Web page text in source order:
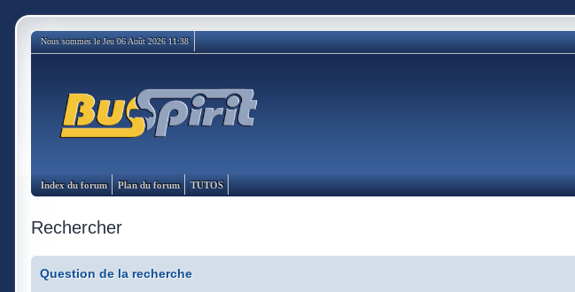
Nous sommes le Jeu 06 Août 2026 11:38
Index du forum Plan du forum TUTOS
Rechercher
Question de la recherche